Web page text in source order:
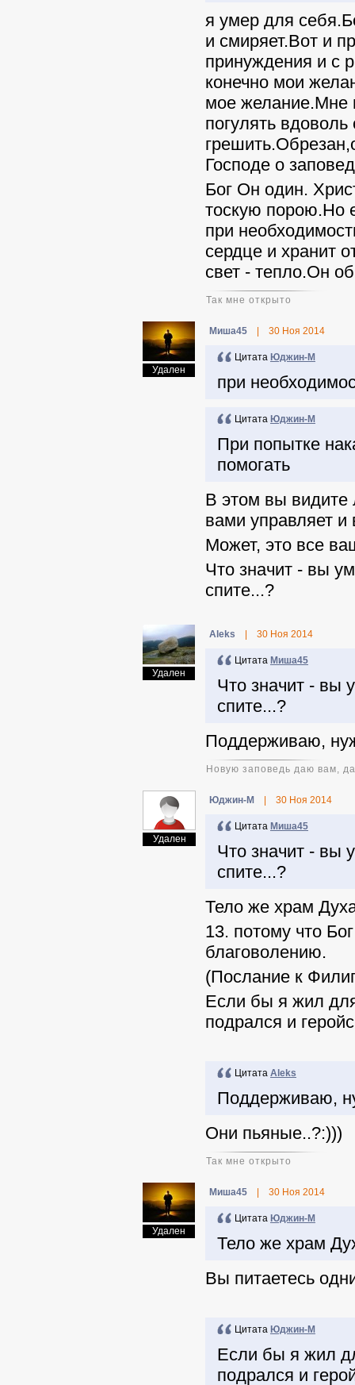
я умер для
и смиряет.Вот и
принуждения и с
конечно мои
мое желание.Мне
погулять
Господе о
Бог Он один.
тоскую порою.Но
при
сердце и хранит
свет - тепло.Он
Так мне открыто
Удален
Миша45 30 Ноя 2014
Цитата Юджин-М
при
Цитата Юджин-М
При попытке
помогать
В этом вы видите
вами управляет и
Может, это все
Что значит - вы
спите...?
Удален
Aleks 30 Ноя 2014
Цитата Миша45
Что значит - вы
спите...?
Поддерживаю,
Новую заповедь даю вам,
Удален
Юджин-М 30 Ноя 2014
Цитата Миша45
Что значит - вы
спите...?
Тело же храм
13. потому что
благоволению.
(Послание к
Если бы я жил
подрался и
Цитата Aleks
Поддерживаю,
Они пьяные..?:)))
Так мне открыто
Удален
Миша45 30 Ноя 2014
Цитата Юджин-М
Тело же храм
Вы питаетесь
Цитата Юджин-М
Если бы я жил
подрался и